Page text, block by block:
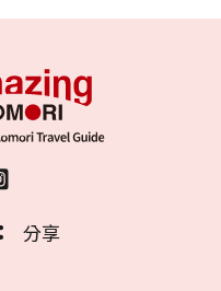
分享